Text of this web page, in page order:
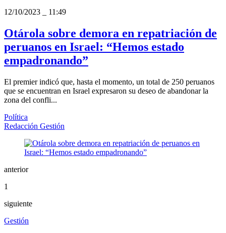
12/10/2023
11:49
Otárola sobre demora en repatriación de
peruanos en Israel: “Hemos estado
empadronando”
El premier indicó que, hasta el momento, un total de 250 peruanos
que se encuentran en Israel expresaron su deseo de abandonar la
zona del confli...
Política
Redacción Gestión
anterior
1
siguiente
Gestión